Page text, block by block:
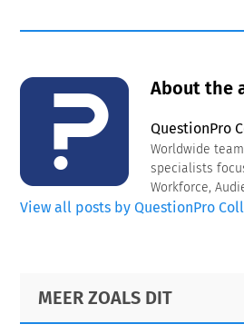
About the
QuestionPro
Worldwide
specialists
Workforce,
View all posts by QuestionPro
Primary
Sidebar
Footer
MEER ZOALS DIT